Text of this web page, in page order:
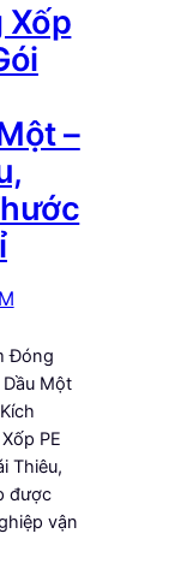
Xốp
–
Đóng
Một
PE
Thiêu,
được
vận